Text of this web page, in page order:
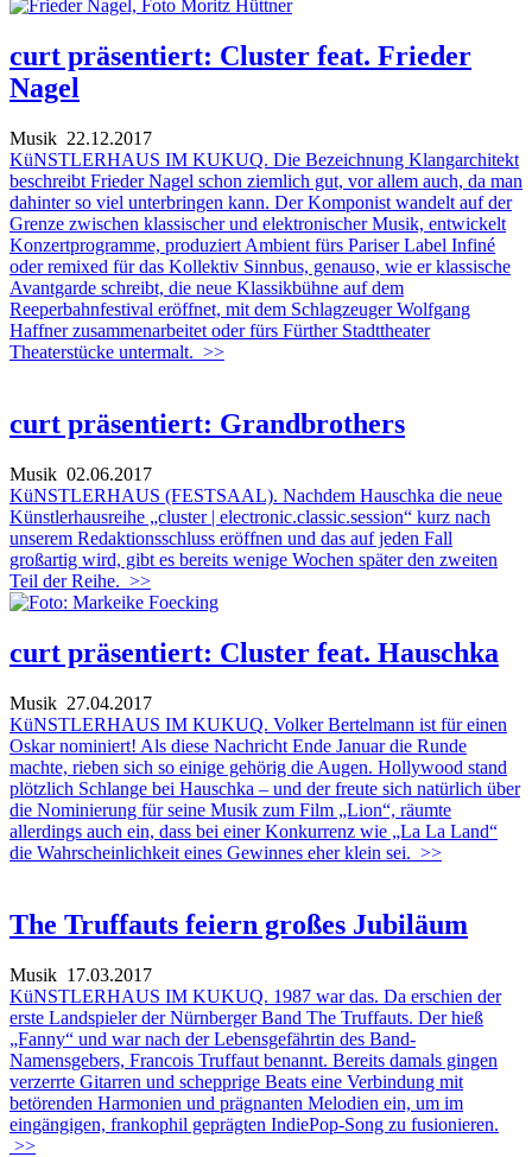
curt präsentiert: Cluster feat. Frieder
Nagel
Musik 22.12.2017
KüNSTLERHAUS IM KUKUQ. Die Bezeichnung Klangarchitekt
beschreibt Frieder Nagel schon ziemlich gut, vor allem auch, da man
dahinter so viel unterbringen kann. Der Komponist wandelt auf der
Grenze zwischen klassischer und elektronischer Musik, entwickelt
Konzertprogramme, produziert Ambient fürs Pariser Label Infiné
oder remixed für das Kollektiv Sinnbus, genauso, wie er klassische
Avantgarde schreibt, die neue Klassikbühne auf dem
Reeperbahnfestival eröffnet, mit dem Schlagzeuger Wolfgang
Haffner zusammenarbeitet oder fürs Fürther Stadttheater
Theaterstücke untermalt. >>
curt präsentiert: Grandbrothers
Musik 02.06.2017
KüNSTLERHAUS (FESTSAAL). Nachdem Hauschka die neue
Künstlerhausreihe „cluster | electronic.classic.session“ kurz nach
unserem Redaktionsschluss eröffnen und das auf jeden Fall
großartig wird, gibt es bereits wenige Wochen später den zweiten
Teil der Reihe. >>
curt präsentiert: Cluster feat. Hauschka
Musik 27.04.2017
KüNSTLERHAUS IM KUKUQ. Volker Bertelmann ist für einen
Oskar nominiert! Als diese Nachricht Ende Januar die Runde
machte, rieben sich so einige gehörig die Augen. Hollywood stand
plötzlich Schlange bei Hauschka – und der freute sich natürlich über
die Nominierung für seine Musik zum Film „Lion“, räumte
allerdings auch ein, dass bei einer Konkurrenz wie „La La Land“
die Wahrscheinlichkeit eines Gewinnes eher klein sei. >>
The Truffauts feiern großes Jubiläum
Musik 17.03.2017
KüNSTLERHAUS IM KUKUQ. 1987 war das. Da erschien der
erste Landspieler der Nürnberger Band The Truffauts. Der hieß
„Fanny“ und war nach der Lebensgefährtin des Band-
Namensgebers, Francois Truffaut benannt. Bereits damals gingen
verzerrte Gitarren und schepprige Beats eine Verbindung mit
betörenden Harmonien und prägnanten Melodien ein, um im
eingängigen, frankophil geprägten IndiePop-Song zu fusionieren.
>>